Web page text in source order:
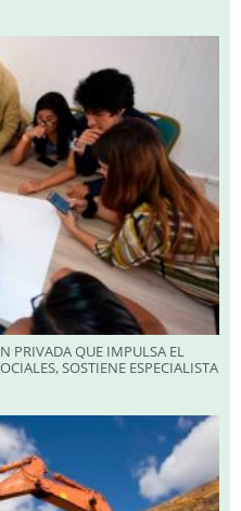
PRIVADA QUE IMPULSA EL
SOSTIENE ESPECIALISTA